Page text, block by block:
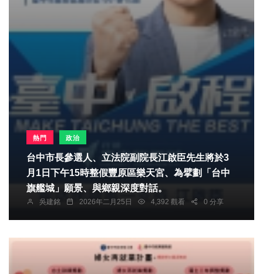
熱門 政治
台中市長參選人、立法院副院長江啟臣先生將於3
月1日下午15時整假豐原區樂天宮、為擘劃「台中
旗艦城」願景、與鄉親深度對話。
吳建銘 2026年二月25日 4,392 觀看 0 分享